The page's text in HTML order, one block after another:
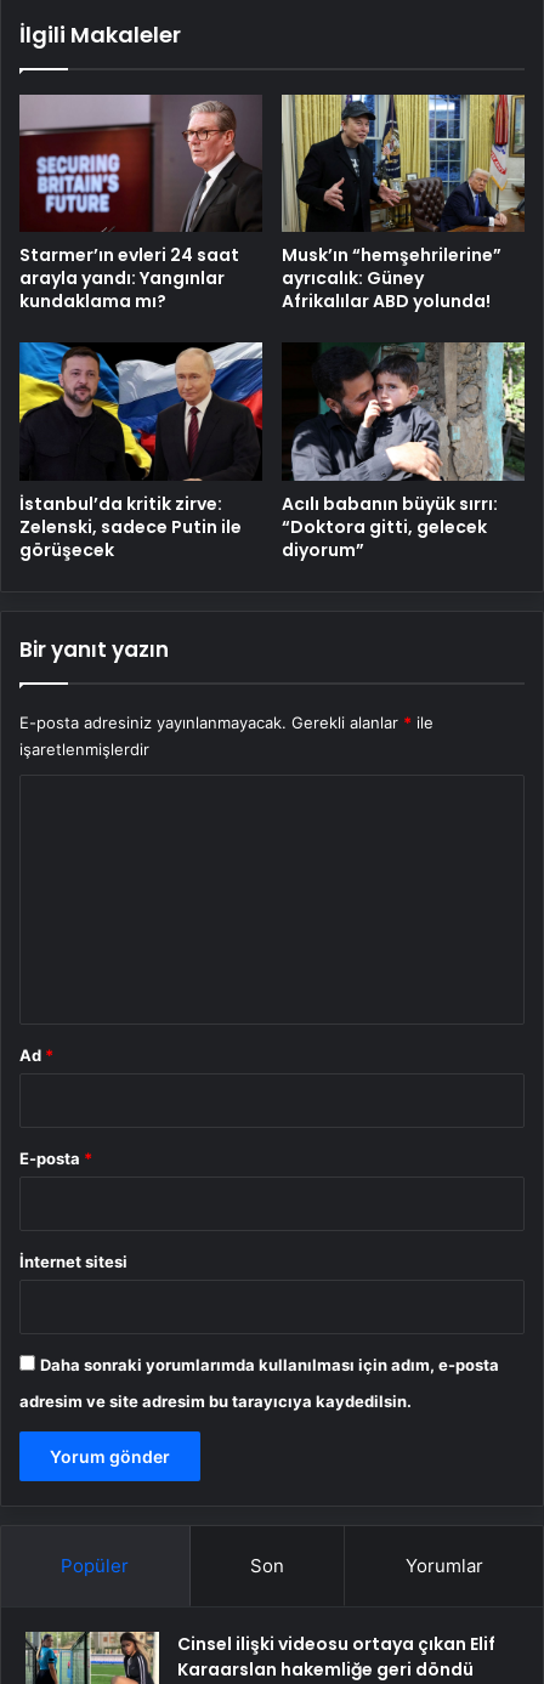
İlgili Makaleler
Starmer’ın evleri 24 saat
arayla yandı: Yangınlar
kundaklama mı?
Musk’ın “hemşehrilerine”
ayrıcalık: Güney
Afrikalılar ABD yolunda!
İstanbul’da kritik zirve:
Zelenski, sadece Putin ile
görüşecek
Acılı babanın büyük sırrı:
“Doktora gitti, gelecek
diyorum”
Bir yanıt yazın
E-posta adresiniz yayınlanmayacak. Gerekli alanlar * ile
işaretlenmişlerdir
Ad *
E-posta *
İnternet sitesi
Daha sonraki yorumlarımda kullanılması için adım, e-posta
adresim ve site adresim bu tarayıcıya kaydedilsin.
Popüler Son Yorumlar
Cinsel ilişki videosu ortaya çıkan Elif
Karaarslan hakemliğe geri döndü